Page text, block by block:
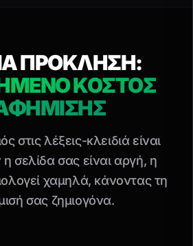
ΠΡΟΚΛΗΣΗ:
ΚΟΣΤΟΣ
στις λέξεις-κλειδιά είναι
σελίδα σας είναι αργή, η
χαμηλά, κάνοντας τη
σας ζημιογόνα.